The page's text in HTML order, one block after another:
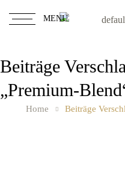
MENU
Beiträge
„Premium-
Home Beiträge